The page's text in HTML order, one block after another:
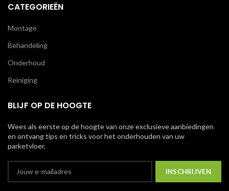
CATEGORIEËN
Montage
Behandeling
Onderhoud
Reiniging
BLIJF OP DE HOOGTE
Wees als eerste op de hoogte van onze exclusieve aanbiedingen
en ontvang tips en tricks voor het onderhouden van uw
parketvloer.